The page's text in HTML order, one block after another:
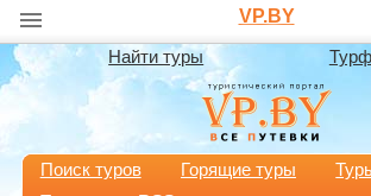
VP.BY
Найти туры
Поиск туров Горящие туры